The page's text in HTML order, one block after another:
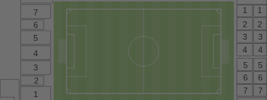
1
2
3
4
5
6
7
1
2
3
4
5
6
7
7
6
5
4
3
2
1